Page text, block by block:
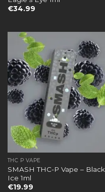
€34.99
THC P VAPE
SMASH THC-P Vape – Black
Ice 1ml
€19.99